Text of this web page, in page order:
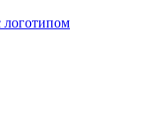
логотипом